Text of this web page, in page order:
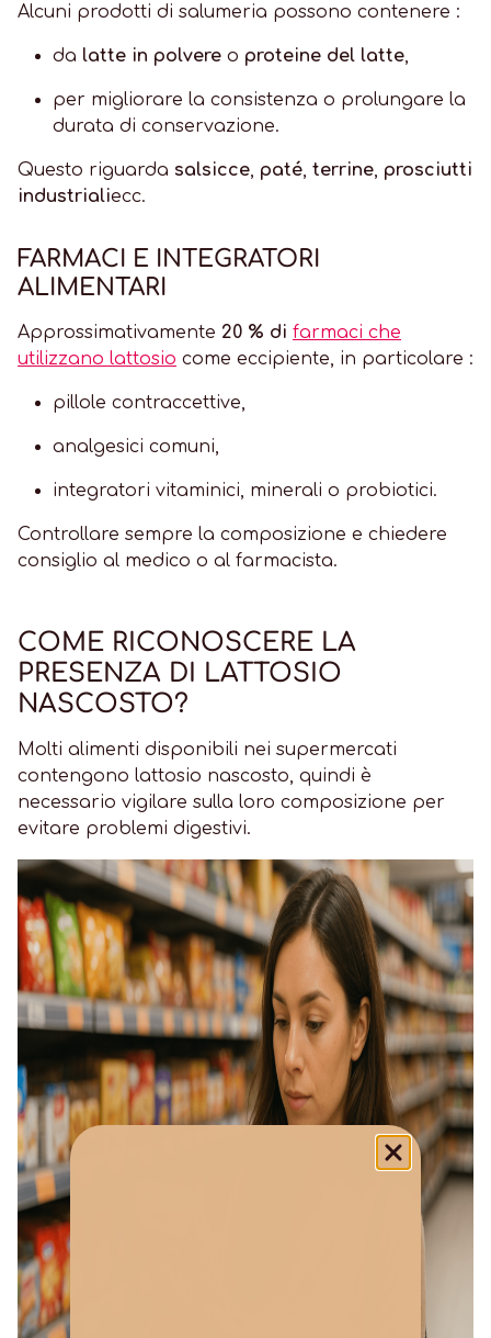
Alcuni prodotti di salumeria possono contenere :
da latte in polvere o proteine del latte,
per migliorare la consistenza o prolungare la
durata di conservazione.
Questo riguarda salsicce, paté, terrine, prosciutti
industrialiecc.
FARMACI E INTEGRATORI
ALIMENTARI
Approssimativamente 20 % di farmaci che
utilizzano lattosio come eccipiente, in particolare :
pillole contraccettive,
analgesici comuni,
integratori vitaminici, minerali o probiotici.
Controllare sempre la composizione e chiedere
consiglio al medico o al farmacista.
COME RICONOSCERE LA
PRESENZA DI LATTOSIO
NASCOSTO?
Molti alimenti disponibili nei supermercati
contengono lattosio nascosto, quindi è
necessario vigilare sulla loro composizione per
evitare problemi digestivi.